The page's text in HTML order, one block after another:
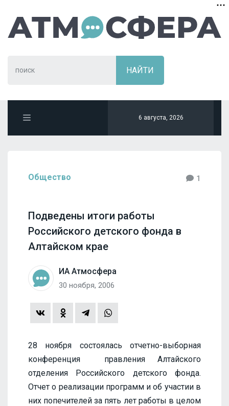
6 августа, 2026
Общество 1
Подведены итоги работы
Российского детского фонда в
Алтайском крае
ИА Атмосфера
30 ноября, 2006
28 ноября состоялась отчетно-выборная
конференция правления Алтайского
отделения Российского детского фонда.
Отчет о реализации программ и об участии в
них попечителей за пять лет работы в целом